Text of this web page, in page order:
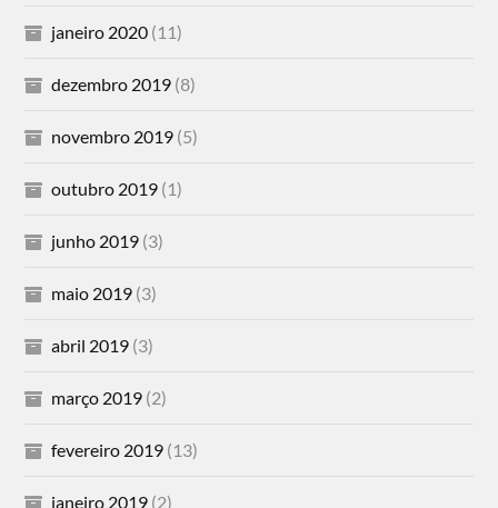
janeiro 2020 (11)
dezembro 2019 (8)
novembro 2019 (5)
outubro 2019 (1)
junho 2019 (3)
maio 2019 (3)
abril 2019 (3)
março 2019 (2)
fevereiro 2019 (13)
janeiro 2019 (2)